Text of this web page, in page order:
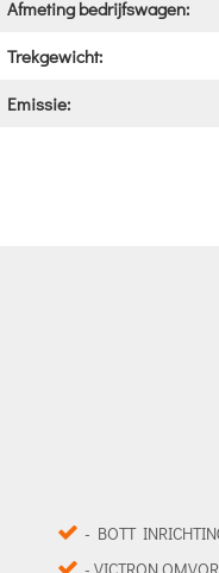
Afmeting bedrijfswagen:
Trekgewicht:
Emissie:
- BOTT